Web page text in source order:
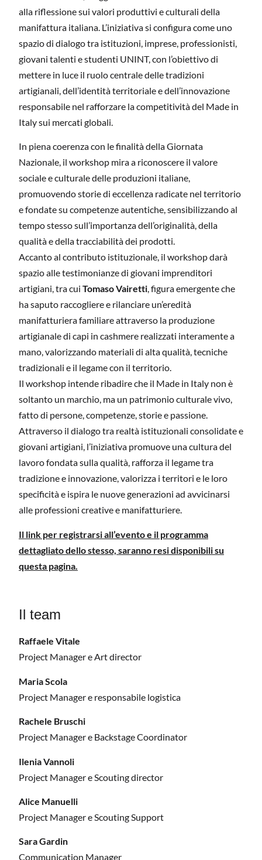
alla riflessione sui valori produttivi e culturali della
manifattura italiana. L’iniziativa si configura come uno
spazio di dialogo tra istituzioni, imprese, professionisti,
giovani talenti e studenti UNINT, con l’obiettivo di
mettere in luce il ruolo centrale delle tradizioni
artigianali, dell’identità territoriale e dell’innovazione
responsabile nel rafforzare la competitività del Made in
Italy sui mercati globali.
In piena coerenza con le finalità della Giornata
Nazionale, il workshop mira a riconoscere il valore
sociale e culturale delle produzioni italiane,
promuovendo storie di eccellenza radicate nel territorio
e fondate su competenze autentiche, sensibilizzando al
tempo stesso sull’importanza dell’originalità, della
qualità e della tracciabilità dei prodotti.
Accanto al contributo istituzionale, il workshop darà
spazio alle testimonianze di giovani imprenditori
artigiani, tra cui Tomaso Vairetti, figura emergente che
ha saputo raccogliere e rilanciare un’eredità
manifatturiera familiare attraverso la produzione
artigianale di capi in cashmere realizzati interamente a
mano, valorizzando materiali di alta qualità, tecniche
tradizionali e il legame con il territorio.
Il workshop intende ribadire che il Made in Italy non è
soltanto un marchio, ma un patrimonio culturale vivo,
fatto di persone, competenze, storie e passione.
Attraverso il dialogo tra realtà istituzionali consolidate e
giovani artigiani, l’iniziativa promuove una cultura del
lavoro fondata sulla qualità, rafforza il legame tra
tradizione e innovazione, valorizza i territori e le loro
specificità e ispira le nuove generazioni ad avvicinarsi
alle professioni creative e manifatturiere.
Il link per registrarsi all’evento e il programma
dettagliato dello stesso, saranno resi disponibili su
questa pagina.
Il team
Raffaele Vitale
Project Manager e Art director
Maria Scola
Project Manager e responsabile logistica
Rachele Bruschi
Project Manager e Backstage Coordinator
Ilenia Vannoli
Project Manager e Scouting director
Alice Manuelli
Project Manager e Scouting Support
Sara Gardin
Communication Manager